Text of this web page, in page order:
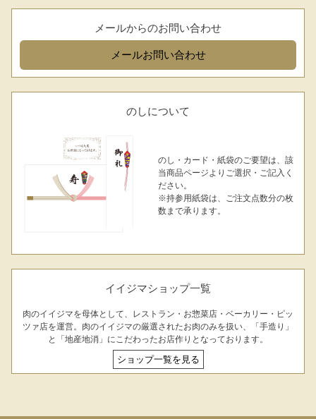
メールからのお問い合わせ
メールお問い合わせ
のしについて
のし・カード・紙袋のご要望は、該
当商品ページよりご選択・ご記入く
ださい。
※持参用紙袋は、ご注文点数分の枚
数まで承ります。
イイジマショップ一覧
肉のイイジマを母体として、レストラン・お惣菜店・ベーカリー・ピッ
ツァ店を運営。肉のイイジマの厳選されたお肉のみを扱い、「手造り」
と「地産地消」にこだわったお店作りとなっております。
ショップ一覧を見る